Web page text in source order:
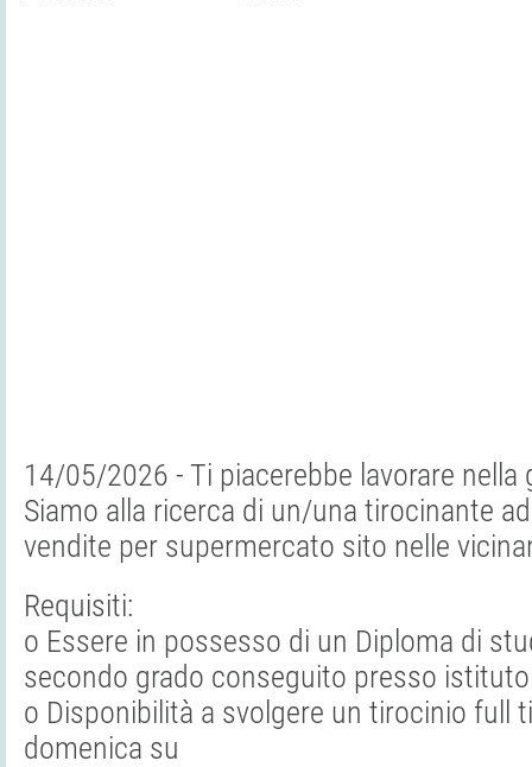
14/05/2026 - Ti piacerebbe lavorare nella
Siamo alla ricerca di un/una tirocinante
vendite per supermercato sito nelle
Requisiti:
o Essere in possesso di un Diploma di
secondo grado conseguito presso
o Disponibilità a svolgere un tirocinio full
domenica su